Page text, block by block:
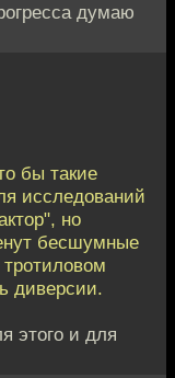
думаю
бы такие
исследований
но
бесшумные
тротиловом
диверсии.
этого и для